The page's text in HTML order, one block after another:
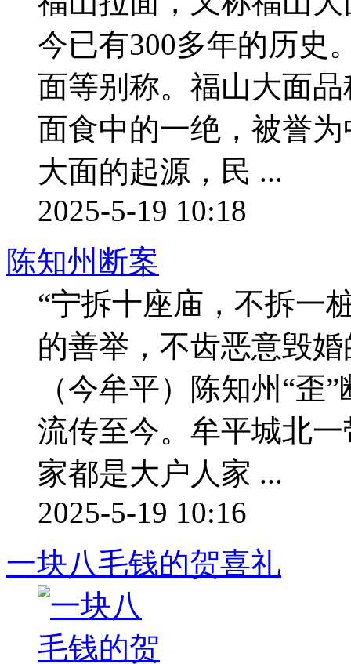
今已有300多年的历史
面等别称。福山大面
面食中的一绝，被誉
大面的起源，民 ...
2025-5-19 10:18
陈知州断案
“宁拆十座庙，不拆一
的善举，不齿恶意毁
（今牟平）陈知州“歪
流传至今。牟平城北
家都是大户人家 ...
2025-5-19 10:16
一块八毛钱的贺喜礼